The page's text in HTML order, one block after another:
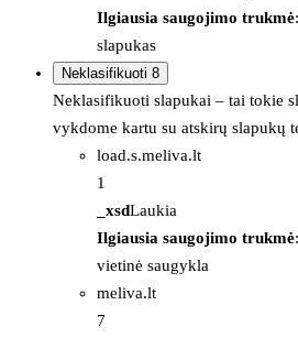
Ilgiausia saugojimo trukmė
slapukas
Neklasifikuoti 8
Neklasifikuoti slapukai – tai tokie
vykdome kartu su atskirų slapukų
load.s.meliva.lt
1
_xsdLaukia
Ilgiausia saugojimo trukmė
vietinė saugykla
meliva.lt
7